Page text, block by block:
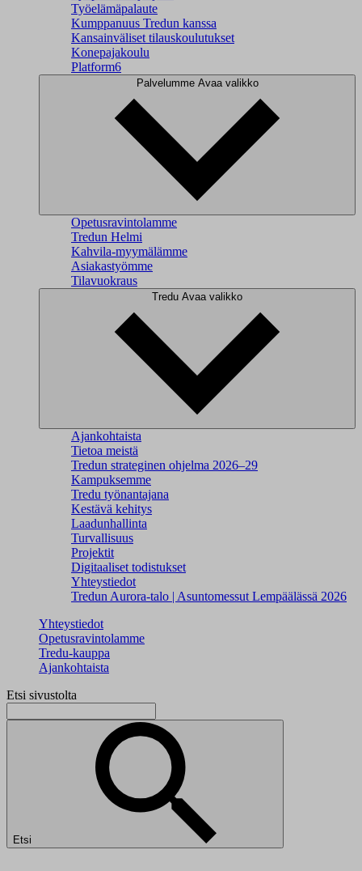
Työelämäpalaute
Kumppanuus Tredun kanssa
Kansainväliset tilauskoulutukset
Konepajakoulu
Platform6
Palvelumme Avaa valikko
Opetusravintolamme
Tredun Helmi
Kahvila-myymälämme
Asiakastyömme
Tilavuokraus
Tredu Avaa valikko
Ajankohtaista
Tietoa meistä
Tredun strateginen ohjelma 2026–29
Kampuksemme
Tredu työnantajana
Kestävä kehitys
Laadunhallinta
Turvallisuus
Projektit
Digitaaliset todistukset
Yhteystiedot
Tredun Aurora-talo | Asuntomessut Lempäälässä 2026
Yhteystiedot
Opetusravintolamme
Tredu-kauppa
Ajankohtaista
Etsi sivustolta
Etsi